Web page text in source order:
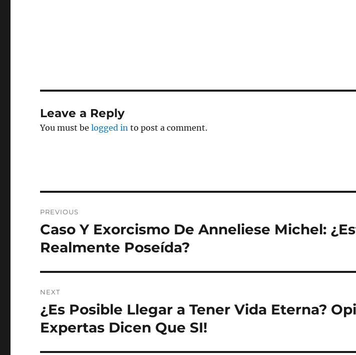
Leave a Reply
You must belogged in to post a comment.
navigation
PREVIOUS
Previous
post:
Caso Y Exorcismo De Anneliese Michel:
Realmente Poseída?
NEXT
Next
post:
¿Es Posible Llegar a Tener Vida Eterna?
Expertas Dicen Que SI!